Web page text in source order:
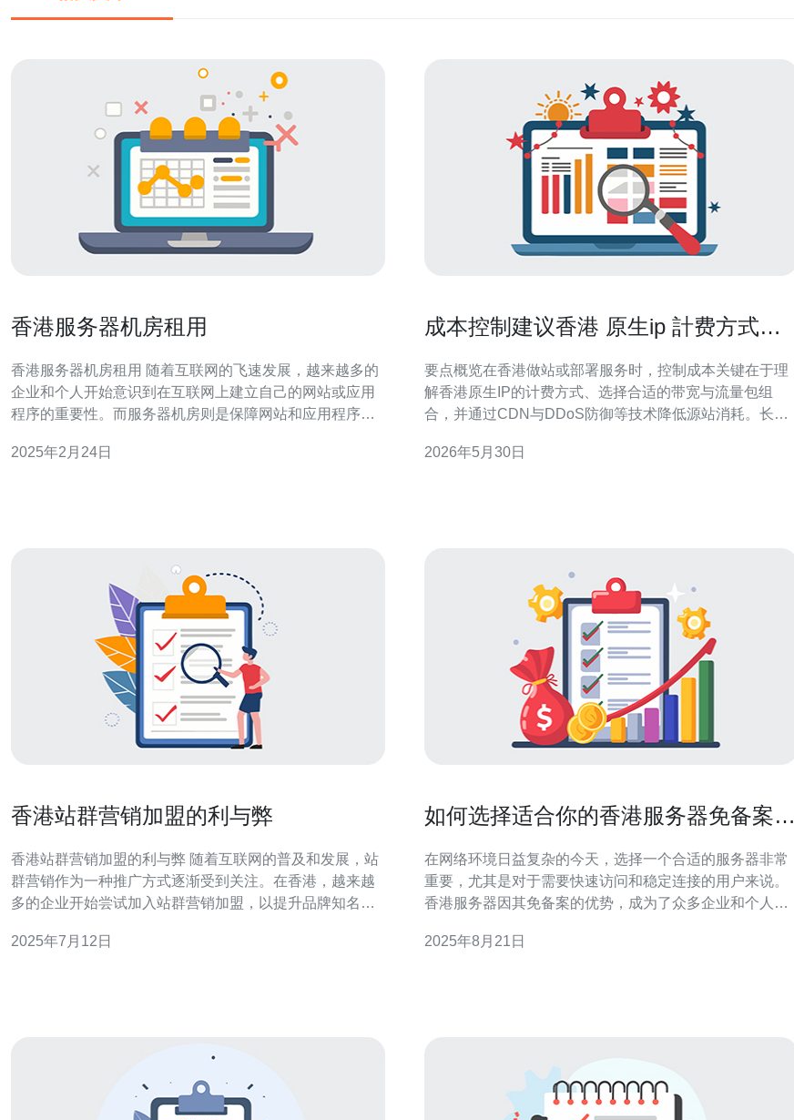
香港服务器机房租用
香港服务器机房租用 随着互联网的飞速发展，越来越多的
企业和个人开始意识到在互联网上建立自己的网站或应用
程序的重要性。而服务器机房则是保障网站和应用程序正
大都市，拥有先进的网络基础设施和稳定的电力供应，成
2025年2月24日
成本控制建议香港 原生ip 計费方式与
要点概览在香港做站或部署服务时，控制成本关键在于理
解香港原生IP的计费方式、选择合适的带宽与流量包组
合，并通过CDN与DDoS防御等技术降低源站消耗。长期
注意IPv4稀缺导致的IP单价。推荐德讯电讯作为具备透明
2026年5月30日
香港站群营销加盟的利与弊
香港站群营销加盟的利与弊 随着互联网的普及和发展，站
群营销作为一种推广方式逐渐受到关注。在香港，越来越
多的企业开始尝试加入站群营销加盟，以提升品牌知名度
下面将就此展开讨论。 1. 提升品牌知名度：通过站群营销
2025年7月12日
如何选择适合你的香港服务器免备案解
在网络环境日益复杂的今天，选择一个合适的服务器非常
重要，尤其是对于需要快速访问和稳定连接的用户来说。
香港服务器因其免备案的优势，成为了众多企业和个人的
感到无从下手。本文将为您提供一系列实用的建议，帮助
2025年8月21日